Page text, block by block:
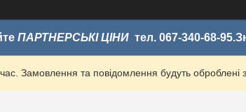
ПАРТНЕРСЬКІ ЦІНИ тел. 067-340-68-
Замовлення та повідомлення будуть оброблені